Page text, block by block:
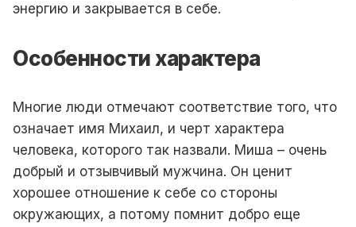
энергию и закрывается в себе.
Особенности характера
Многие люди отмечают соответствие того, что
означает имя Михаил, и черт характера
человека, которого так назвали. Миша – очень
добрый и отзывчивый мужчина. Он ценит
хорошее отношение к себе со стороны
окружающих, а потому помнит добро еще